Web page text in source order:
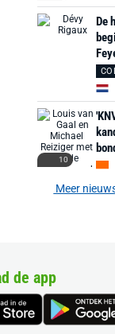
De
10
Meer
de app